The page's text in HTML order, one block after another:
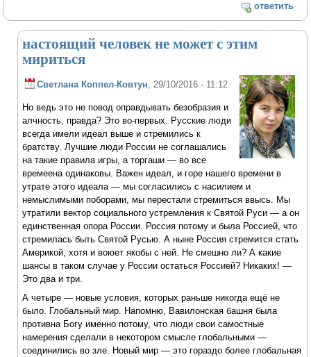
ответить
настоящий человек не может с этим
мириться
Светлана Коппел-Ковтун, 29/10/2016 - 11:12
Но ведь это не повод оправдывать безобразия и
алчность, правда? Это во-первых. Русские люди
всегда имели идеал выше и стремились к
братству. Лучшие люди России не соглашались
на такие правила игры, а торгаши — во все
времеена одинаковы. Важен идеал, и горе нашего времени в
утрате этого идеала — мы согласились с насилием и
немыслимыми поборами, мы перестали стремиться ввысь. Мы
утратили вектор социального устремления к Святой Руси — а он
единственная опора России. Россия потому и была Россией, что
стремилась быть Святой Русью. А ныне Россия стремится стать
Америкой, хотя и воюет якобы с ней. Не смешно ли? А какие
шансы в таком случае у России остаться Россией? Никаких! —
Это два и три.
А четыре — новые условия, которых раньше никогда ещё не
было. Глобальный мир. Напомню, Вавилонская башня была
противна Богу именно потому, что люди свои самостные
намерения сделали в некотором смысле глобальными —
соединились во зле. Новый мир — это гораздо более глобальная